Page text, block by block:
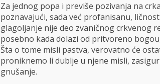
Za jednog popa i previše pozivanja na
poznavajući, sada već profanisanu,
glagoljanje nije deo zvaničnog crkvenog
posebno kada dolazi od pritvoreno
Šta o tome misli pastva, verovatno će
proniknemo li dublje u njene misli,
gnušanje.